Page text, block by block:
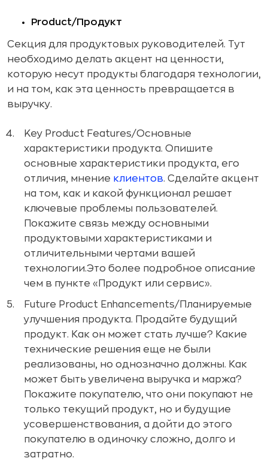
Product/Продукт
Секция для продуктовых руководителей. Тут
необходимо делать акцент на ценности,
которую несут продукты благодаря технологии,
и на том, как эта ценность превращается в
выручку.
Key Product Features/Основные
характеристики продукта. Опишите
основные характеристики продукта, его
отличия, мнение клиентов. Сделайте акцент
на том, как и какой функционал решает
ключевые проблемы пользователей.
Покажите связь между основными
продуктовыми характеристиками и
отличительными чертами вашей
технологии.Это более подробное описание
чем в пункте «Продукт или сервис».
Future Product Enhancements/Планируемые
улучшения продукта. Продайте будущий
продукт. Как он может стать лучше? Какие
технические решения еще не были
реализованы, но однозначно должны. Как
может быть увеличена выручка и маржа?
Покажите покупателю, что они покупают не
только текущий продукт, но и будущие
усовершенствования, а дойти до этого
покупателю в одиночку сложно, долго и
затратно.